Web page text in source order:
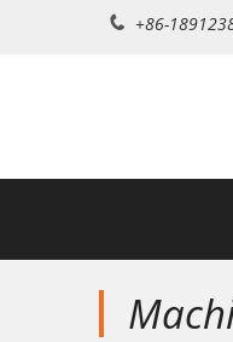
+86-